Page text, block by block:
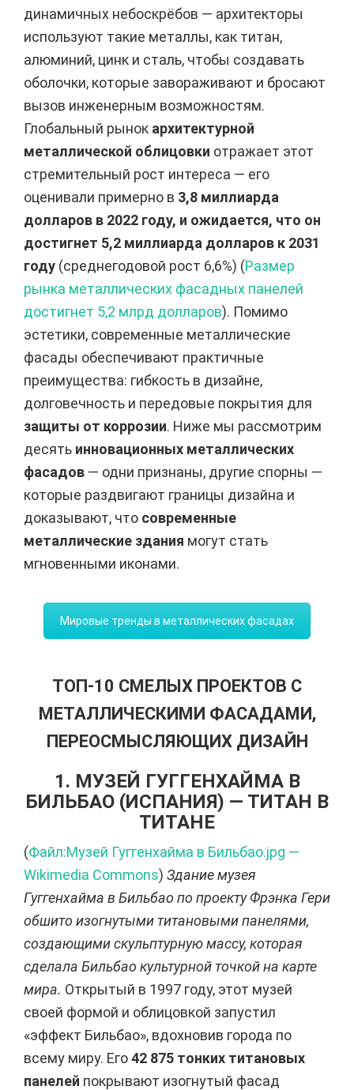
динамичных небоскрёбов — архитекторы
используют такие металлы, как титан,
алюминий, цинк и сталь, чтобы создавать
оболочки, которые завораживают и бросают
вызов инженерным возможностям.
Глобальный рынок архитектурной
металлической облицовки отражает этот
стремительный рост интереса — его
оценивали примерно в 3,8 миллиарда
долларов в 2022 году, и ожидается, что он
достигнет 5,2 миллиарда долларов к 2031
году (среднегодовой рост 6,6%) (Размер
рынка металлических фасадных панелей
достигнет 5,2 млрд долларов). Помимо
эстетики, современные металлические
фасады обеспечивают практичные
преимущества: гибкость в дизайне,
долговечность и передовые покрытия для
защиты от коррозии. Ниже мы рассмотрим
десять инновационных металлических
фасадов — одни признаны, другие спорны —
которые раздвигают границы дизайна и
доказывают, что современные
металлические здания могут стать
мгновенными иконами.
Мировые тренды в металлических фасадах
ТОП-10 СМЕЛЫХ ПРОЕКТОВ С
МЕТАЛЛИЧЕСКИМИ ФАСАДАМИ,
ПЕРЕОСМЫСЛЯЮЩИХ ДИЗАЙН
1. МУЗЕЙ ГУГГЕНХАЙМА В
БИЛЬБАО (ИСПАНИЯ) — ТИТАН В
ТИТАНЕ
(Файл:Музей Гуггенхайма в Бильбао.jpg —
Wikimedia Commons) Здание музея
Гуггенхайма в Бильбао по проекту Фрэнка Гери
обшито изогнутыми титановыми панелями,
создающими скульптурную массу, которая
сделала Бильбао культурной точкой на карте
мира. Открытый в 1997 году, этот музей
своей формой и облицовкой запустил
«эффект Бильбао», вдохновив города по
всему миру. Его42 875 тонких титановых
панелей покрывают изогнутый фасад